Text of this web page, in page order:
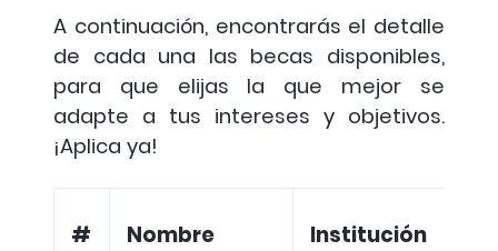
A continuación, encontrarás el detalle
de cada una las becas disponibles,
para que elijas la que mejor se
adapte a tus intereses y objetivos.
¡Aplica ya!
# Nombre Institución